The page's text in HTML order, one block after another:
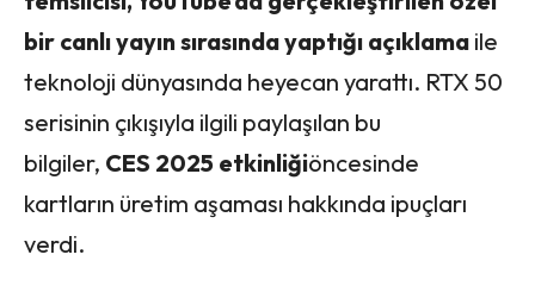
bir canlı yayın sırasında yaptığı açıklama ile
teknoloji dünyasında heyecan yarattı. RTX 50
serisinin çıkışıyla ilgili paylaşılan bu
bilgiler, CES 2025 etkinliğiöncesinde
kartların üretim aşaması hakkında ipuçları
verdi.